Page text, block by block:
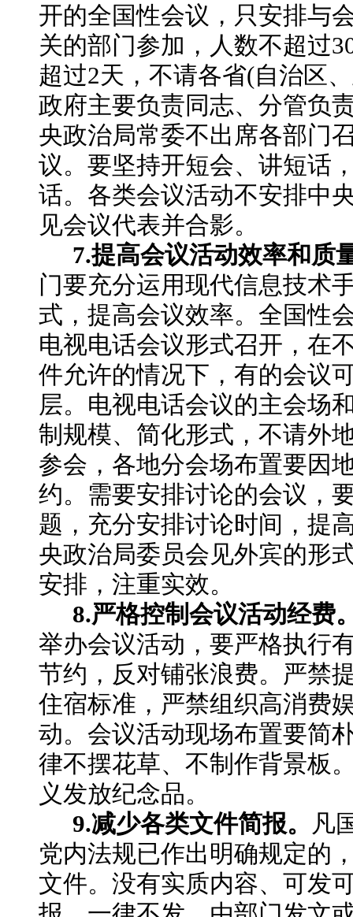
开的全国性会议，只安排与
关的部门参加，人数不超过
超过2天，不请各省(自治区
政府主要负责同志、分管负
央政治局常委不出席各部门
议。要坚持开短会、讲短话
话。各类会议活动不安排中
见会议代表并合影。
7.提高会议活动效率和质
门要充分运用现代信息技术
式，提高会议效率。全国性
电视电话会议形式召开，在
件允许的情况下，有的会议
层。电视电话会议的主会场
制规模、简化形式，不请外
参会，各地分会场布置要因
约。需要安排讨论的会议，
题，充分安排讨论时间，提
央政治局委员会见外宾的形
安排，注重实效。
8.严格控制会议活动经费
举办会议活动，要严格执行
节约，反对铺张浪费。严禁
住宿标准，严禁组织高消费
动。会议活动现场布置要简
律不摆花草、不制作背景板
义发放纪念品。
9.减少各类文件简报。
凡
党内法规已作出明确规定的
文件。没有实质内容、可发